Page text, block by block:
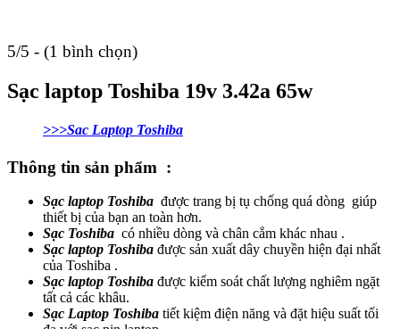
5/5 - (1 bình chọn)
Sạc laptop Toshiba 19v 3.42a 65w
>>>Sac Laptop Toshiba
Thông tin sản phẩm :
Sạc laptop Toshiba được trang bị tụ chống quá dòng giúp
thiết bị của bạn an toàn hơn.
Sạc Toshiba có nhiều dòng và chân cắm khác nhau .
Sạc laptop Toshiba được sản xuất dây chuyền hiện đại nhất
của Toshiba .
Sạc laptop Toshiba được kiểm soát chất lượng nghiêm ngặt
tất cả các khâu.
Sạc Laptop Toshiba tiết kiệm điện năng và đặt hiệu suất tối